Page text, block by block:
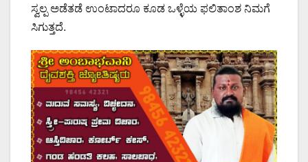
ಸ್ವಲ್ಪ ಅಡೆತಡೆ ಉಂಟಾದರೂ ಕೂಡ ಒಳ್ಳೆಯ ಫಲಿತಾಂಶ ನಿಮಗೆ
ಸಿಗುತ್ತದೆ.